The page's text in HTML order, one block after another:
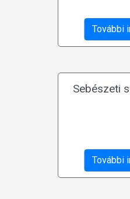
További
Sebészeti
További